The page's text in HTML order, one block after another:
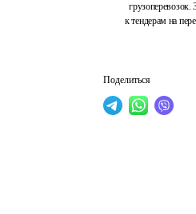
грузоперевозок.
к тендерам на
Поделиться